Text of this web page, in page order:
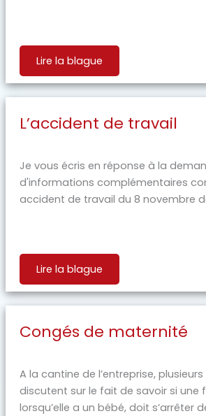
Lire la blague
L’accident de travail
Je vous écris en réponse à la
d'informations complémentaires
accident de travail du 8 novembre
Lire la blague
Congés de maternité
A la cantine de l’entreprise,
discutent sur le fait de savoir si une
lorsqu’elle a un bébé, doit s’arrêter